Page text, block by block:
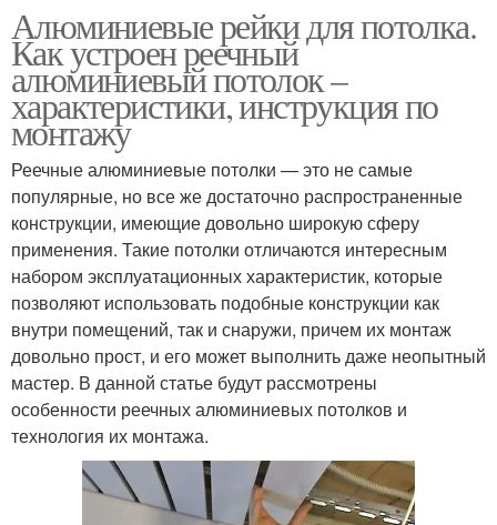
Алюминиевые рейки для потолка.
Как устроен реечный
алюминиевый потолок –
характеристики, инструкция по
монтажу
Реечные алюминиевые потолки — это не самые
популярные, но все же достаточно распространенные
конструкции, имеющие довольно широкую сферу
применения. Такие потолки отличаются интересным
набором эксплуатационных характеристик, которые
позволяют использовать подобные конструкции как
внутри помещений, так и снаружи, причем их монтаж
довольно прост, и его может выполнить даже неопытный
мастер. В данной статье будут рассмотрены
особенности реечных алюминиевых потолков и
технология их монтажа.